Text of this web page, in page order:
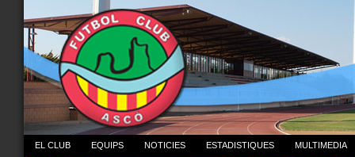
EL CLUB EQUIPS NOTICIES ESTADISTIQUES MULTIMEDIA